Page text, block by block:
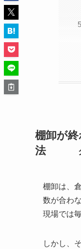
棚卸が
法
棚卸は、
数が合わ
現場では
しかし、